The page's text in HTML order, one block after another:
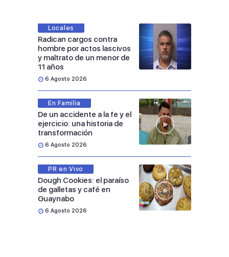
Locales
Radican cargos contra
hombre por actos lascivos
y maltrato de un menor de
11 años
6 Agosto 2026
En Familia
De un accidente a la fe y el
ejercicio: una historia de
transformación
6 Agosto 2026
PR en Vivo
Dough Cookies: el paraíso
de galletas y café en
Guaynabo
6 Agosto 2026